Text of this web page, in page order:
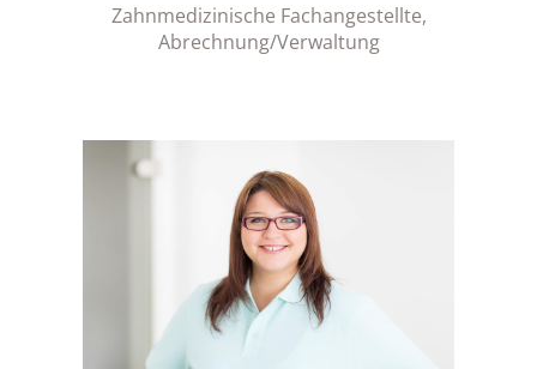
Zahnmedizinische Fachangestellte,
Abrechnung/Verwaltung